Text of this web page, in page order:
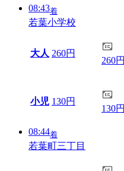
08:43着
若葉小学校
大人 260円
260円
小児 130円
130円
08:44着
若葉町三丁目